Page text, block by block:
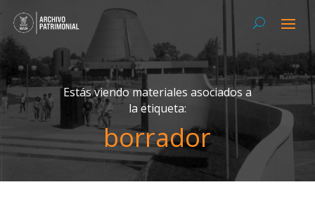
Estás viendo materiales asociados a
la etiqueta:
borrador